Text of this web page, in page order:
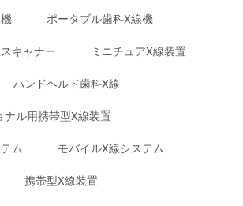
ポータブル歯科X線機
キャナー ミニチュアX線装置
ハンドヘルド歯科X線
ナル用携帯型X線装置
ム モバイルX線システム
携帯型X線装置